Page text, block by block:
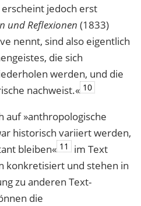
jedoch erst
und Reflexionen (1833)
nennt, sind also eigentlich
die sich
werden, und die
nachweist.« 10
»anthropologische
histo­risch variiert werden,
bleiben« 11
im Text
konkretisiert und stehen in
zu anderen Text­
die